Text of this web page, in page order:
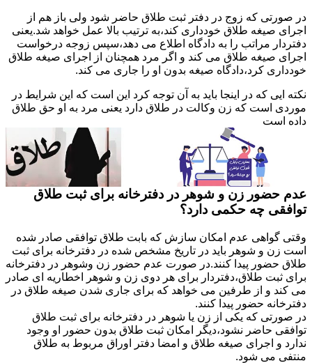
در صورتی که زوج در دفتر ثبت طلاق حاضر شود ولی باز هم از
اجرای صیغه طلاق خودداری کند،به ترتیب بالا عمل خواهد شد.یعنی
دفتردار مراتب را به دادگاه اطلاع می دهد،سپس زوجه درخواست
اجرای صیغه طلاق می کند و اگر مرد همچنان از اجرای صیغه طلاق
خودداری کرد،دادگاه صیغه بدون او را جاری می کند.
نکته ایی که در اینجا باید به آن توجه کرد این است که این شرایط در
موردی است که زن وکالت در طلاق دارد یعنی مرد به او حق طلاق
داده است
عدم حضور زن و شوهر در دفترخانه برای ثبت طلاق
توافقی چه حکمی دارد؟
وقتی گواهی عدم امکان سازش که بابت طلاق توافقی صادر شده
است زن و شوهر باید در تاریخ مشخص شده در دفترخانه برای ثبت
طلاق حضور پیدا کنند.در صورت عدم حضور زن وشوهر در دفترخانه
برای ثبت طلاق،دفتردار برای هر دوی زن و شوهر اخطاریه ای صادر
می کند و از طرفین می خواهد که برای جاری شدن صیغه طلاق در
دفترخانه حضور پیدا کنند.
در صورتی که یکی از زن یا شوهر در دفترخانه برای ثبت طلاق
توافقی حاضر نشود،دیگر امکان ثبت طلاق بدون حضور او وجود
ندارد و اجرای صیغه طلاق و امضا دفتر اوراق مربوط به طلاق
منتفی می شود.